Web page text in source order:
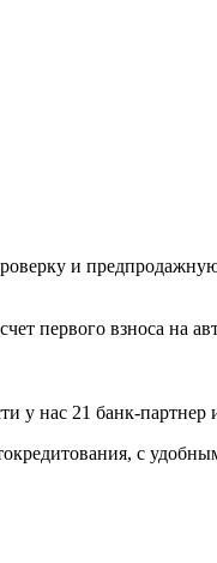
и предпродажную
первого взноса на
нас 21 банк-партнер
с